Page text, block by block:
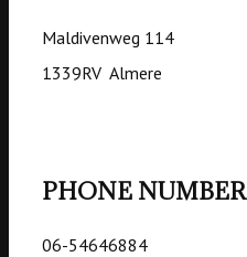
Maldivenweg 114
1339RV Almere
PHONE NUMBER
06-54646884